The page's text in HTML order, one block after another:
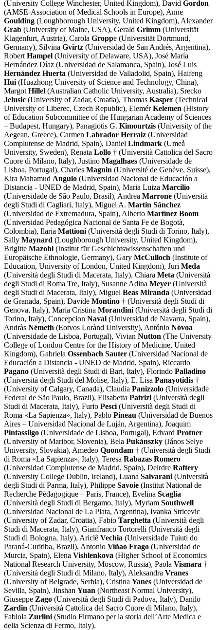
(University College Winchester, United Kingdom), David Gordon
(AMSE-Association of Medical Schools in Europe), Anne
Goulding (Loughborough University, United Kingdom), Alexander
Grab (University of Maine, USA), Gerald Grimm (Universität
Klagenfurt, Austria), Carola Groppe (Universität Dortmund,
Germany), Silvina Gvirtz (Universidad de San Andrés, Argentina),
Robert Hampel (University of Delaware, USA), José María
Hernández Díaz (Universidad de Salamanca, Spain), José Luis
Hernández Huerta (Universidad de Valladolid, Spain), Haifeng
Hui (Huazhong University of Science and Technology, China),
Margot Hillel (Australian Catholic University, Australia), Srecko
Jelusic (University of Zadar, Croatia), Thomas Kasper (Technical
University of Liberec, Czech Republic), ElemérKelemen (History
of Education Subcommittee of the Hungarian Academy of Sciences
– Budapest, Hungary), Panagiotis G. Kimourtzis (University of the
Aegean, Greece), Carmen Labrador Herraiz (Universidad
Complutense de Madrid, Spain), Daniel Lindmark (Umeå
University, Sweden), Renata Lollo † (Università Cattolica del Sacro
Cuore di Milano, Italy), Justino Magalhaes (Universidade de
Lisboa, Portugal), Charles Magnin (Université de Genève, Suisse),
Kira Mahamud Angulo (Universidad Nacional de Educación a
Distancia - UNED de Madrid, Spain), Maria Luiza Marcilio
(Universidade de São Paulo, Brasil), Andrea Marrone (Università
degli Studi di Cagliari, Italy), Miguel A. Martín Sánchez
(Universidad de Extremadura, Spain), Alberto Martínez Boom
(Universidad Pedagógica Nacional de Santa Fe de Bogotà,
Colombia), Ilaria Mattioni (Università degli Studi di Torino, Italy),
Sally Maynard (Loughborough University, United Kingdom),
Brigitte Mazohl (Institut für Geschichtswissenschaften und
Europäische Ethnologie, Germany), Gary McCulloch (Institute of
Education, University of London, United Kingdom), Juri Meda
(Università degli Studi di Macerata, Italy), Chiara Meta (Università
degli Studi di Roma Tre, Italy), Susanne Adina Meyer (Università
degli Studi di Macerata, Italy), Miguel Beas Miranda (Universidad
de Granada, Spain), Davide Montino † (Università degli Studi di
Genova, Italy), Maria Cristina Morandini (Università degli Studi di
Torino, Italy), Concepcion Naval (Universidad de Navarra, Spain),
Andràs Németh (Eotvos Lorànd University), António Nóvoa
(Universidade de Lisboa, Portugal), Vivian Nutton (The University
College of London Centre for the History of Medicine, United
Kingdom), Gabriela Ossenbach Sauter (Universidad Nacional de
Educación a Distancia - UNED de Madrid, Spain), Riccardo
Pagano (Università degli Studi di Bari, Italy), Florindo Palladino
(Università degli Studi del Molise, Italy), E. Lisa Panayotidis †
(University of Calgary, Canada), Claudia Panizzolo (Universidade
Federal de São Paulo, Brazil), Elisabetta Patrizi (Università degli
Studi di Macerata, Italy), Furio Pesci (Università degli Studi di
Roma «La Sapienza», Italy), Pablo Pineau (Universidad de Buenos
Aires – Universidad Nacional de Luján, Argentina), Joaquim
Pintassilgo (Universidade de Lisboa, Portugal), Edvard Protner
(University of Maribor, Slovenia), Bela Pukánszky (János Selye
University, Slovakia), Amedeo Quondam † (Università degli Studi
di Roma «La Sapienza», Italy), Teresa Rabazas Romero
(Universidad Complutense de Madrid, Spain), Deirdre Raftery
(University College Dublin, Ireland), Luana Salvarani (Università
degli Studi di Parma, Italy), Philippe Savoie (Institut National de
Recherche Pédagogique – Paris, France), Evelina Scaglia
(Università degli Studi di Bergamo, Italy), Myriam Southwell
(Universidad Nacional de La Plata, Argentina), Ivanka Stricevic
(University of Zadar, Croatia), Fabio Targhetta (Università degli
Studi di Macerata, Italy), Gianfranco Tortorelli (Università degli
Studi di Bologna, Italy), Ariclê Vechia (Universidade Tuiuti do
Paraná-Curitiba, Brazil), Antonio Viñao Frago (Universidad de
Murcia, Spain), Elena Vishlenkova (Higher School of Economics
National Research University, Moscow, Russia), Paola Vismara †
(Università degli Studi di Milano, Italy), Aleksandra Vranes
(University of Belgrade, Serbia), Cristina Yanes (Universidad de
Sevilla, Spain), Jinshan Yuan (Northeast Normal University),
Giuseppe Zago (Università degli Studi di Padova, Italy), Danilo
Zardin (Università Cattolica del Sacro Cuore di Milano, Italy),
Fabiola Zurlini (Studio Firmano per la storia dell’Arte Medica e
della Scienza di Fermo, Italy).